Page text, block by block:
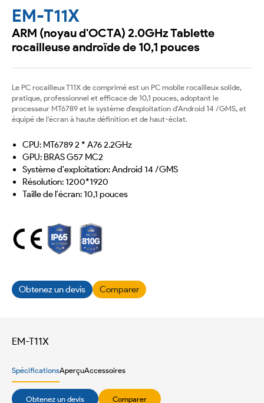
EM-T11X
ARM (noyau d'OCTA) 2.0GHz Tablette
rocailleuse androïde de 10,1 pouces
Le PC rocailleux T11X de comprimé est un PC mobile rocailleux solide,
pratique, professionnel et efficace de 10,1 pouces, adoptant le
processeur MT6789 et le système d'exploitation d'Android 14 /GMS, et
équipé de l'écran à haute définition et de haut-éclat.
CPU: MT6789 2 * A76 2.2GHz
GPU: BRAS G57 MC2
Système d'exploitation: Android 14 /GMS
Résolution: 1200*1920
Taille de l'écran: 10,1 pouces
Obtenez un devis Comparer
EM-T11X
SpécificationsAperçuAccessoires
Obtenez un devis Comparer